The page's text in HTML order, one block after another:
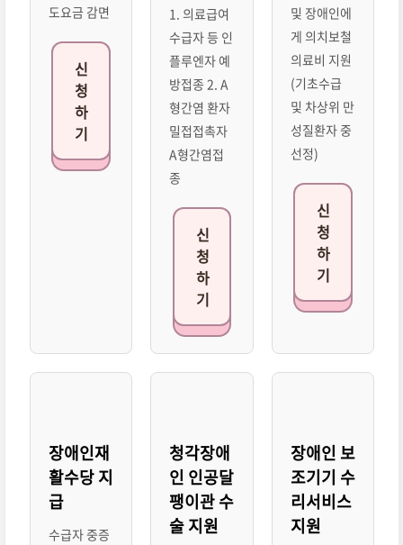
도요금 감면
신
청
하
기
1. 의료급여
수급자 등 인
플루엔자 예
방접종 2. A
형간염 환자
밀접접촉자
A형간염접
종
신
청
하
기
및 장애인에
게 의치보철
의료비 지원
(기초수급
및 차상위 만
성질환자 중
선정)
신
청
하
기
장애인재
활수당 지
급
수급자 중증
청각장애
인 인공달
팽이관 수
술 지원
장애인 보
조기기 수
리서비스
지원